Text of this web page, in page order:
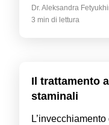
Dr. Aleksandra
3 min di lettura
Il trattamento
staminali